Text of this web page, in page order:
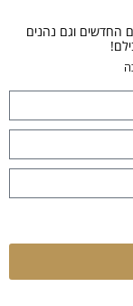
החדשים וגם נהנים